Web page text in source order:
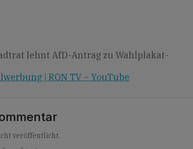
lehnt AfD-Antrag zu Wahlplakat-
| RON TV – YouTube
veröffentlicht.